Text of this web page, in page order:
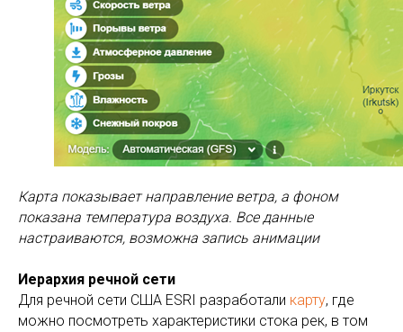
Карта показывает направление ветра, а фоном
показана температура воздуха. Все данные
настраиваются, возможна запись анимации
Иерархия речной сети
Для речной сети США ESRI разработали карту, где
можно посмотреть характеристики стока рек, в том